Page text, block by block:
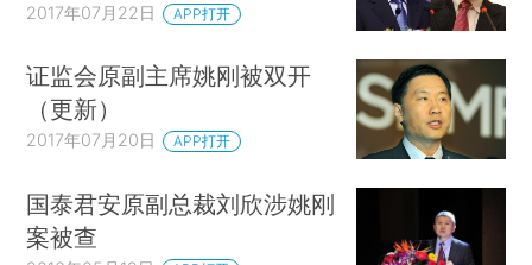
2017年07月22日 APP打开
证监会原副主席姚刚被双开
（更新）
2017年07月20日 APP打开
国泰君安原副总裁刘欣涉姚刚
案被查